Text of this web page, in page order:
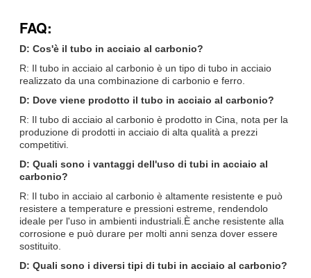
FAQ:
D: Cos'è il tubo in acciaio al carbonio?
R: Il tubo in acciaio al carbonio è un tipo di tubo in acciaio
realizzato da una combinazione di carbonio e ferro.
D: Dove viene prodotto il tubo in acciaio al carbonio?
R: Il tubo di acciaio al carbonio è prodotto in Cina, nota per la
produzione di prodotti in acciaio di alta qualità a prezzi
competitivi.
D: Quali sono i vantaggi dell'uso di tubi in acciaio al
carbonio?
R: Il tubo in acciaio al carbonio è altamente resistente e può
resistere a temperature e pressioni estreme, rendendolo
ideale per l'uso in ambienti industriali.È anche resistente alla
corrosione e può durare per molti anni senza dover essere
sostituito.
D: Quali sono i diversi tipi di tubi in acciaio al carbonio?